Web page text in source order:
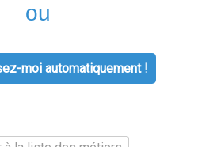
ou
moi automatiquement !